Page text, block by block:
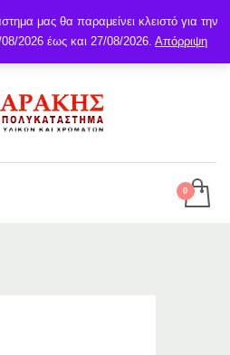
μας θα παραμείνει κλειστό για την
2026 έως και 27/08/2026. Απόρριψη